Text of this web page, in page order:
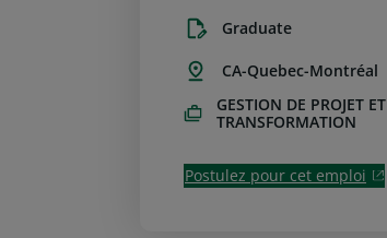
Graduate
CA-Quebec-Montréal
GESTION DE PROJET ET
TRANSFORMATION
Postulez pour cet emploi